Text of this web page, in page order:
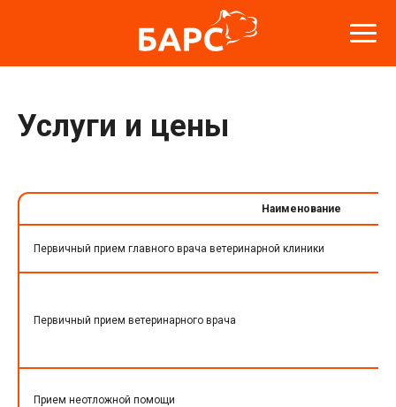
Услуги и цены
Наименование
Первичный прием главного врача ветеринарной клиники
Первичный прием ветеринарного врача
Прием неотложной помощи